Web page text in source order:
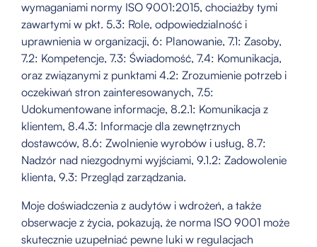
wymaganiami normy ISO 9001:2015, chociażby tymi
zawartymi w pkt. 5.3: Role, odpowiedzialność i
uprawnienia w organizacji, 6: Planowanie, 7.1: Zasoby,
7.2: Kompetencje, 7.3: Świadomość, 7.4: Komunikacja,
oraz związanymi z punktami 4.2: Zrozumienie potrzeb i
oczekiwań stron zainteresowanych, 7.5:
Udokumentowane informacje, 8.2.1: Komunikacja z
klientem, 8.4.3: Informacje dla zewnętrznych
dostawców, 8.6: Zwolnienie wyrobów i usług, 8.7:
Nadzór nad niezgodnymi wyjściami, 9.1.2: Zadowolenie
klienta, 9.3: Przegląd zarządzania.
Moje doświadczenia z audytów i wdrożeń, a także
obserwacje z życia, pokazują, że norma ISO 9001 może
skutecznie uzupełniać pewne luki w regulacjach